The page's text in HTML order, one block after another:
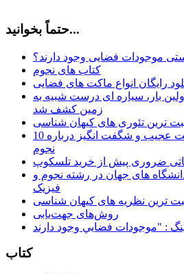
حتماً بخوانید...
موجودات فضایی وجود دارند؟
کتاب های نجوم
رایگان انواع ماکت های فضایی
بار، سیاره ای درست شبیه به
زمین کشف شد
ترین تئوری های کیهان شناسی
10 واقعیت عجیب و شگفت انگیز درباره
نجوم
ضروری پیش از خرید تلسکوپ
های جهان در رشته نجوم و
فیزیک
ترین نظریه های کیهان شناسی
روش‌های جهت‌یابی
کتاب